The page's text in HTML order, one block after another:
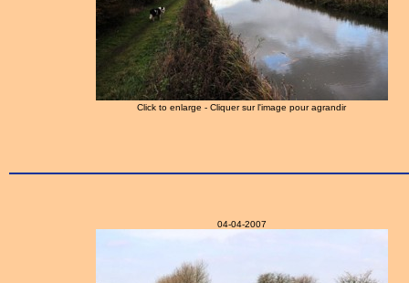
Click to enlarge - Cliquer sur l'image pour agrandir
04-04-2007